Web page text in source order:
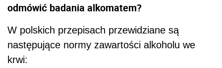
odmówić badania alkomatem?
W polskich przepisach przewidziane są
następujące normy zawartości alkoholu we
krwi: